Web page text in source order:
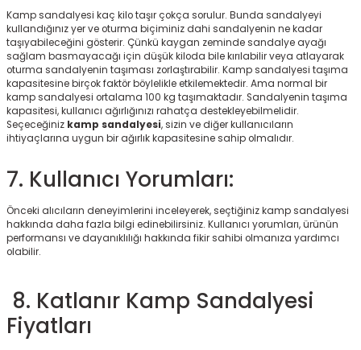
Kamp sandalyesi kaç kilo taşır çokça sorulur. Bunda sandalyeyi
kullandığınız yer ve oturma biçiminiz dahi sandalyenin ne kadar
taşıyabileceğini gösterir. Çünkü kaygan zeminde sandalye ayağı
sağlam basmayacağı için düşük kiloda bile kırılabilir veya atlayarak
oturma sandalyenin taşıması zorlaştırabilir. Kamp sandalyesi taşıma
kapasitesine birçok faktör böylelikle etkilemektedir. Ama normal bir
kamp sandalyesi ortalama 100 kg taşımaktadır. Sandalyenin taşıma
kapasitesi, kullanıcı ağırlığınızı rahatça destekleyebilmelidir.
Seçeceğiniz kamp sandalyesi, sizin ve diğer kullanıcıların
ihtiyaçlarına uygun bir ağırlık kapasitesine sahip olmalıdır.
7. Kullanıcı Yorumları:
Önceki alıcıların deneyimlerini inceleyerek, seçtiğiniz kamp sandalyesi
hakkında daha fazla bilgi edinebilirsiniz. Kullanıcı yorumları, ürünün
performansı ve dayanıklılığı hakkında fikir sahibi olmanıza yardımcı
olabilir.
8. Katlanır Kamp Sandalyesi
Fiyatları